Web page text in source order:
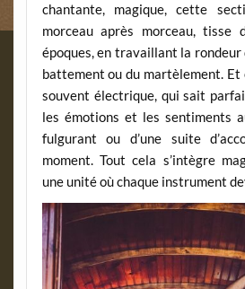
chantante, magique, cette
morceau après morceau, tisse
époques, en travaillant la rondeur
battement ou du martèlement.
souvent électrique, qui sait
les émotions et les sentiments
fulgurant ou d’une suite
moment. Tout cela s’intègre
une unité où chaque instrument